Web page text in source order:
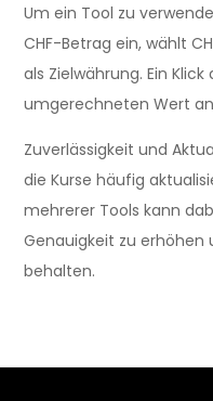
Um ein Tool zu
CHF-Betrag ein, wählt
als Zielwährung. Ein
umgerechneten Wert
Zuverlässigkeit und
die Kurse häufig
mehrerer Tools kann
Genauigkeit zu erhöhen
behalten.